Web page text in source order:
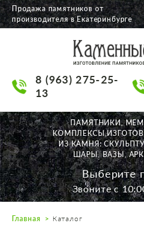
О КОМПАНИИ
НАШИ РАБОТЫ
АКЦИИ
ДОСТАВКА
КОНТАКТЫ
Продажа памятников от
производителя в Екатеринбурге
8 (963) 275-25-
13
ПАМЯТНИКИ,
ИЗ КАМНЯ:
ШАРЫ, ВАЗЫ,
Выберите
Звоните с
Главная Каталог